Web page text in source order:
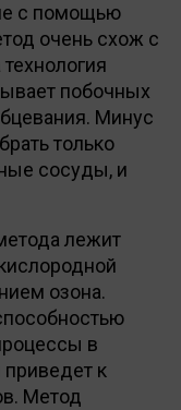
с помощью
очень схож с
побочных
Минус
только
сосуды, и
лежит
озона.
в
приведет к
Метод